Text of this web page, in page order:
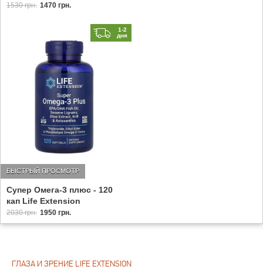
1530 грн. 1470 грн.
1-2
дня
Супер Омега-3 плюс - 120
кап Life Extension
БЫСТРЫЙ ПРОСМОТР
2030 грн. 1950 грн.
ГЛАЗА И ЗРЕНИЕ LIFE EXTENSION